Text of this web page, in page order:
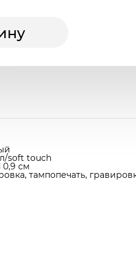
soft touch
0,9 см
тампопечать,